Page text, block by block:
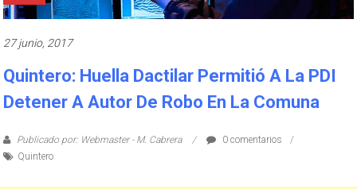
27 junio, 2017
Quintero: Huella Dactilar Permitió A La PDI
Detener A Autor De Robo En La Comuna
Publicado por: Webmaster - M. Cabrera
0 comentarios
Quintero